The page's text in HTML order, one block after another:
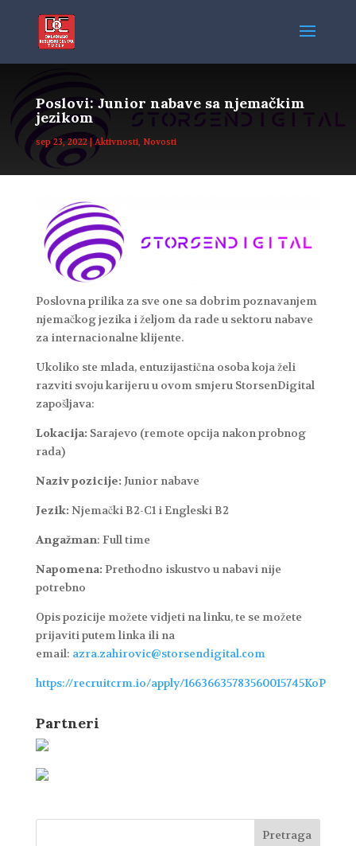
Poslovi: Junior nabave sa njemačkim
jezikom
sep 23, 2022|Aktivnosti, Novosti
Poslovna prilika za sve one sa dobrim poznavanjem
njemačkog jezika i željom da rade u sektoru nabave
za internacionalne klijente.
Ukoliko ste mlada, entuzijastična osoba koja želi
razviti svoju karijeru u ovom smjeru StorsenDigital
zapošljava:
Lokacija: Sarajevo (remote opcija nakon probnog
rada)
Naziv pozicije: Junior nabave
Jezik: Njemački B2-C1 i Engleski B2
Angažman: Full time
Napomena: Prethodno iskustvo u nabavi nije
potrebno
Opis pozicije možete vidjeti na linku, te se možete
prijaviti putem linka ili na
email: azra.zahirovic@storsendigital.com
https://recruitcrm.io/apply/16636635783560015745KoP
Partneri